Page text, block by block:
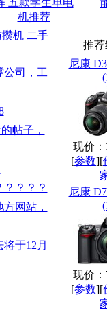
五款学生单电
机推荐
机 二手
公司，工
帖子，
？？？
网站，
于12月
推
尼康
现价：
[参数][
尼康
现价：
[参数][